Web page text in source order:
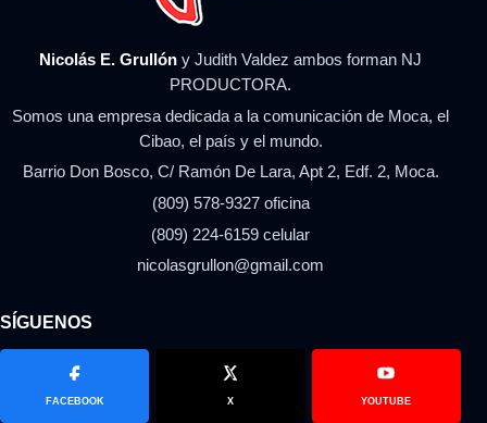
Nicolás E. Grullón y Judith Valdez ambos forman NJ
PRODUCTORA.
Somos una empresa dedicada a la comunicación de Moca, el
Cibao, el país y el mundo.
Barrio Don Bosco, C/ Ramón De Lara, Apt 2, Edf. 2, Moca.
(809) 578-9327 oficina
(809) 224-6159 celular
nicolasgrullon@gmail.com
SÍGUENOS
FACEBOOK X YOUTUBE